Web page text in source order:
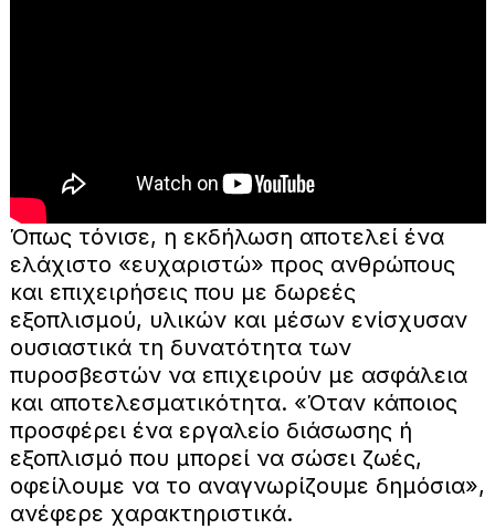
Όπως τόνισε, η εκδήλωση αποτελεί ένα
ελάχιστο «ευχαριστώ» προς ανθρώπους
και επιχειρήσεις που με δωρεές
εξοπλισμού, υλικών και μέσων ενίσχυσαν
ουσιαστικά τη δυνατότητα των
πυροσβεστών να επιχειρούν με ασφάλεια
και αποτελεσματικότητα. «Όταν κάποιος
προσφέρει ένα εργαλείο διάσωσης ή
εξοπλισμό που μπορεί να σώσει ζωές,
οφείλουμε να το αναγνωρίζουμε δημόσια»,
ανέφερε χαρακτηριστικά.